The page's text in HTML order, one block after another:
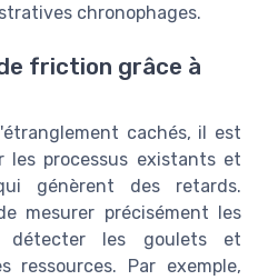
chronophages.
friction grâce à
cachés, il est
les processus existants et
génèrent des retards.
mesurer précisément les
détecter les goulets et
ressources. Par exemple,